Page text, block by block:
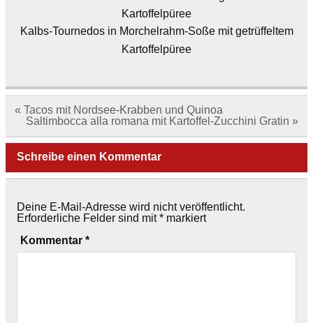
Kalbs-Tournedos in Morchelrahm-Soße mit getrüffeltem
Kartoffelpüree
Beitragsnavigation
« Tacos mit Nordsee-Krabben und Quinoa
Saltimbocca alla romana mit Kartoffel-Zucchini Gratin »
Schreibe einen Kommentar
Deine E-Mail-Adresse wird nicht veröffentlicht.
Erforderliche Felder sind mit* markiert
Kommentar *